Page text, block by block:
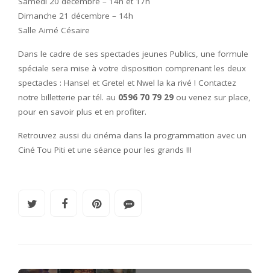
Dimanche 21 décembre – 14h
Salle Aimé Césaire
Dans le cadre de ses spectacles jeunes Publics, une formule
spéciale sera mise à votre disposition comprenant les deux
spectacles : Hansel et Gretel et Nwel la ka rivé ! Contactez
notre billetterie par tél. au 0596 70 79 29 ou venez sur place,
pour en savoir plus et en profiter.
Retrouvez aussi du cinéma dans la programmation avec un
Ciné Tou Piti et une séance pour les grands !!!